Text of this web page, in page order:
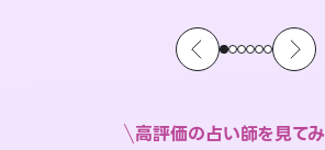
高評価の占い師を見て